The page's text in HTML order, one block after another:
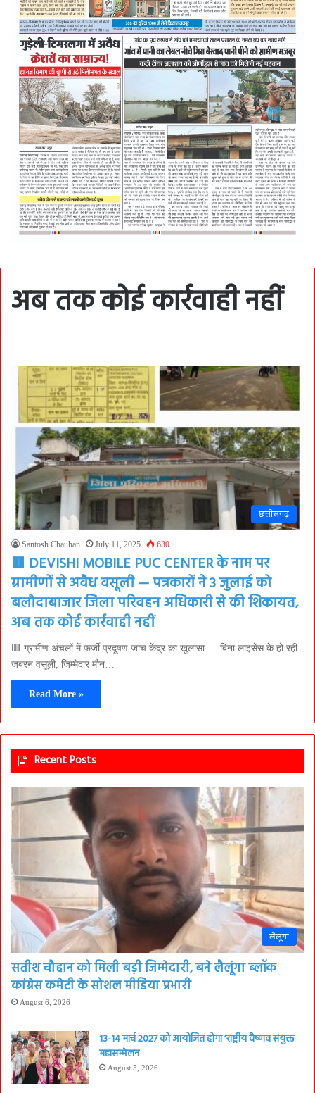
अब तक कोई कार्रवाही नहीं
छत्तीसगढ़
Santosh Chauhan July 11, 2025 630
🟥 DEVISHI MOBILE PUC CENTER के नाम पर
ग्रामीणों से अवैध वसूली — पत्रकारों ने 3 जुलाई को
बलौदाबाजार जिला परिवहन अधिकारी से की शिकायत,
अब तक कोई कार्रवाही नहीं
🟥 ग्रामीण अंचलों में फर्जी प्रदूषण जांच केंद्र का खुलासा — बिना लाइसेंस के हो रही
जबरन वसूली, जिम्मेदार मौन…
Read More »
Recent Posts
लैलूंगा
सतीश चौहान को मिली बड़ी जिम्मेदारी, बने लैलूंगा ब्लॉक
कांग्रेस कमेटी के सोशल मीडिया प्रभारी
August 6, 2026
13-14 मार्च 2027 को आयोजित होगा ‘राष्ट्रीय वैष्णव संयुक्त
महासम्मेलन
August 5, 2026